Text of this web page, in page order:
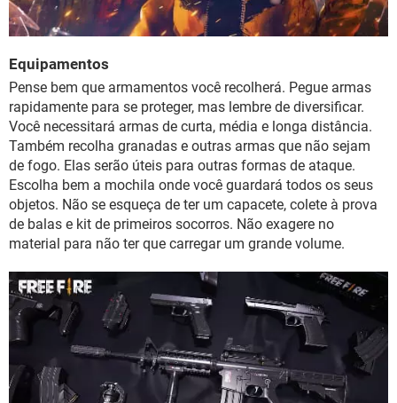
Equipamentos
Pense bem que armamentos você recolherá. Pegue armas
rapidamente para se proteger, mas lembre de diversificar.
Você necessitará armas de curta, média e longa distância.
Também recolha granadas e outras armas que não sejam
de fogo. Elas serão úteis para outras formas de ataque.
Escolha bem a mochila onde você guardará todos os seus
objetos. Não se esqueça de ter um capacete, colete à prova
de balas e kit de primeiros socorros. Não exagere no
material para não ter que carregar um grande volume.